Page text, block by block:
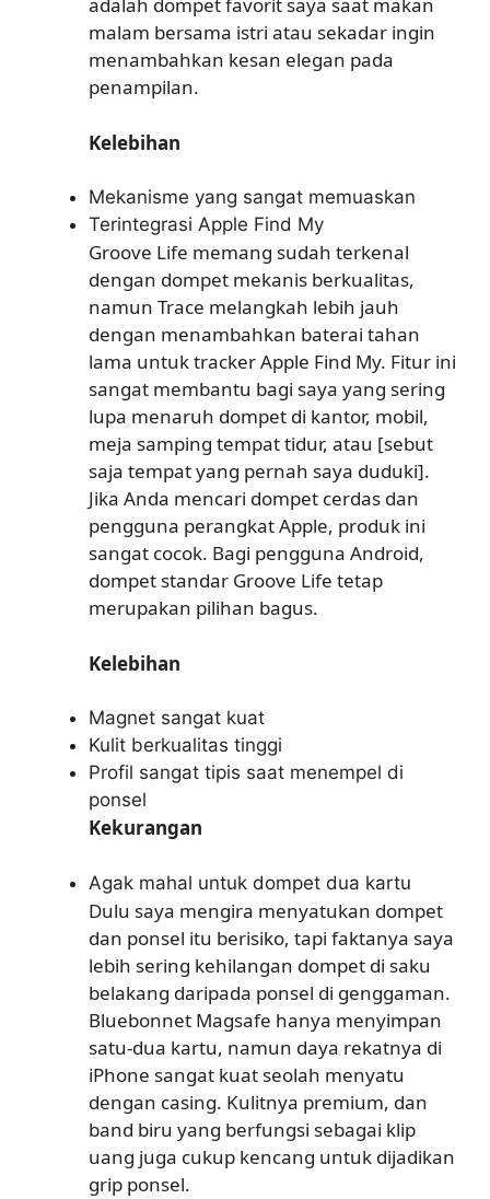
malam bersama istri atau sekadar ingin
menambahkan kesan elegan pada
penampilan.
Kelebihan
Mekanisme yang sangat memuaskan
Terintegrasi Apple Find My
Groove Life memang sudah terkenal
dengan dompet mekanis berkualitas,
namun Trace melangkah lebih jauh
dengan menambahkan baterai tahan
lama untuk tracker Apple Find My. Fitur ini
sangat membantu bagi saya yang sering
lupa menaruh dompet di kantor, mobil,
meja samping tempat tidur, atau [sebut
saja tempat yang pernah saya duduki].
Jika Anda mencari dompet cerdas dan
pengguna perangkat Apple, produk ini
sangat cocok. Bagi pengguna Android,
dompet standar Groove Life tetap
merupakan pilihan bagus.
Kelebihan
Magnet sangat kuat
Kulit berkualitas tinggi
Profil sangat tipis saat menempel di
ponsel
Kekurangan
Agak mahal untuk dompet dua kartu
Dulu saya mengira menyatukan dompet
dan ponsel itu berisiko, tapi faktanya saya
lebih sering kehilangan dompet di saku
belakang daripada ponsel di genggaman.
Bluebonnet Magsafe hanya menyimpan
satu-dua kartu, namun daya rekatnya di
iPhone sangat kuat seolah menyatu
dengan casing. Kulitnya premium, dan
band biru yang berfungsi sebagai klip
uang juga cukup kencang untuk dijadikan
grip ponsel.